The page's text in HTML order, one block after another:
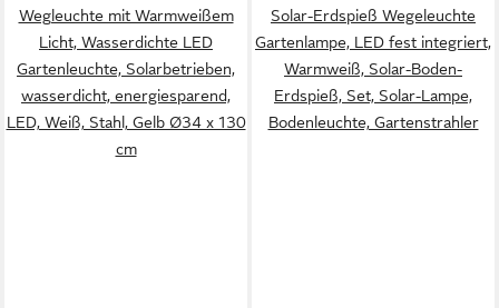
Wegleuchte mit Warmweißem
Licht, Wasserdichte LED
Gartenleuchte, Solarbetrieben,
wasserdicht, energiesparend,
LED, Weiß, Stahl, Gelb Ø34 x 130
cm
Solar-Erdspieß Wegeleuchte
Gartenlampe, LED fest integriert,
Warmweiß, Solar-Boden-
Erdspieß, Set, Solar-Lampe,
Bodenleuchte, Gartenstrahler